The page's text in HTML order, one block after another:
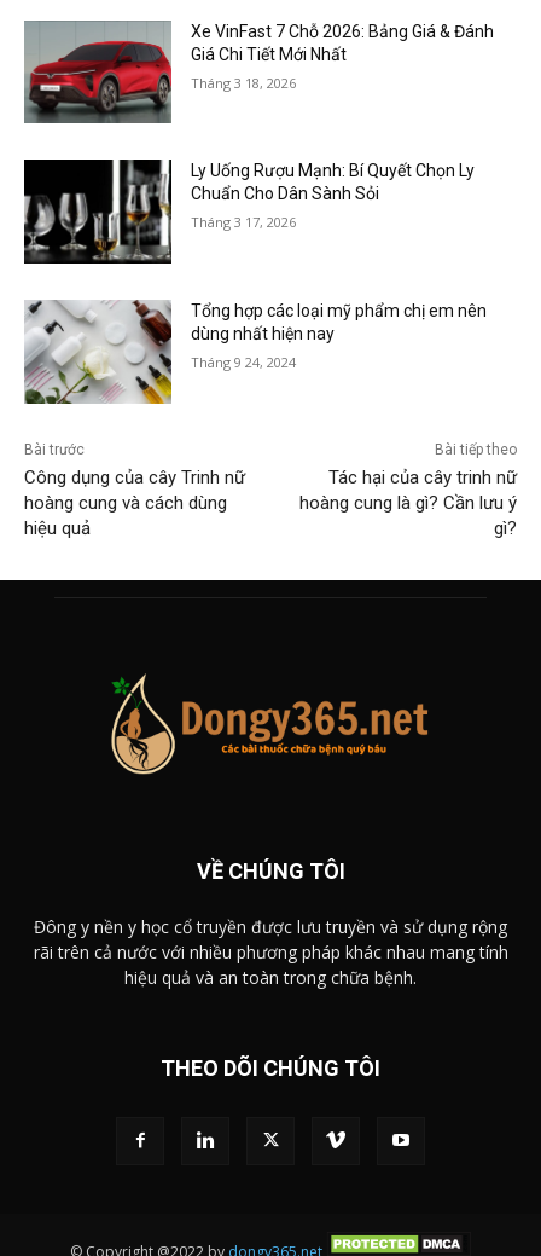
Xe VinFast 7 Chỗ 2026: Bảng Giá & Đánh
Giá Chi Tiết Mới Nhất
Tháng 3 18, 2026
Ly Uống Rượu Mạnh: Bí Quyết Chọn Ly
Chuẩn Cho Dân Sành Sỏi
Tháng 3 17, 2026
Tổng hợp các loại mỹ phẩm chị em nên
dùng nhất hiện nay
Tháng 9 24, 2024
Bài trước
Công dụng của cây Trinh nữ
hoàng cung và cách dùng
hiệu quả
Bài tiếp theo
Tác hại của cây trinh nữ
hoàng cung là gì? Cần lưu ý
gì?
VỀ CHÚNG TÔI
Đông y nền y học cổ truyền được lưu truyền và sử dụng rộng
rãi trên cả nước với nhiều phương pháp khác nhau mang tính
hiệu quả và an toàn trong chữa bệnh.
THEO DÕI CHÚNG TÔI
© Copyright @2022 by dongy365.net